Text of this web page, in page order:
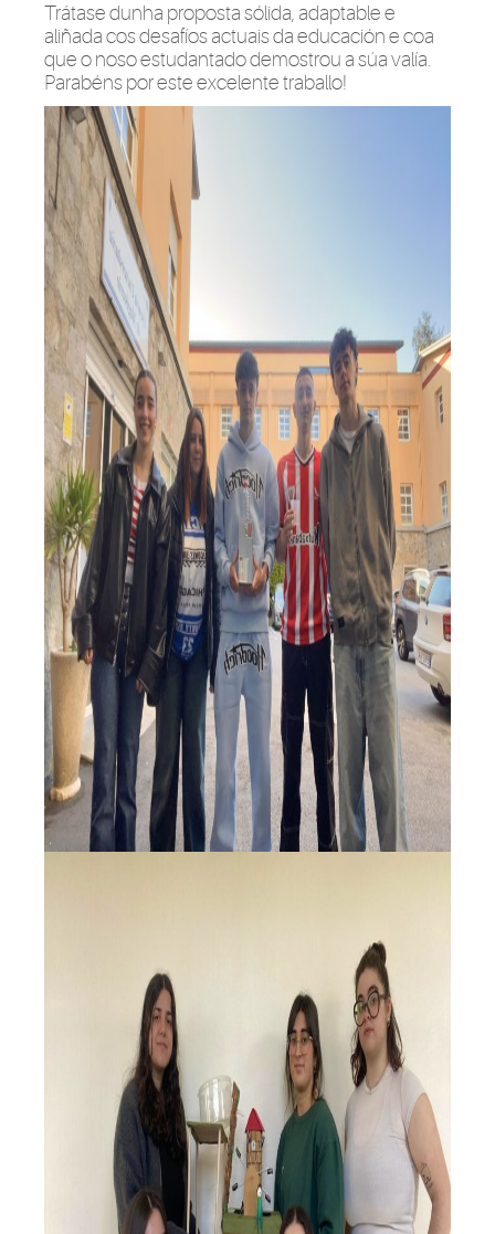
Trátase dunha proposta sólida, adaptable e
aliñadacosdesafíosactuaisda educación e coa
que o nosoestudantadodemostrou asúa valía.
Parabéns por este excelentetraballo!